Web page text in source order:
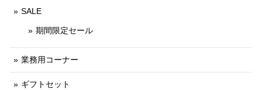
SALE
期間限定セール
業務用コーナー
ギフトセット